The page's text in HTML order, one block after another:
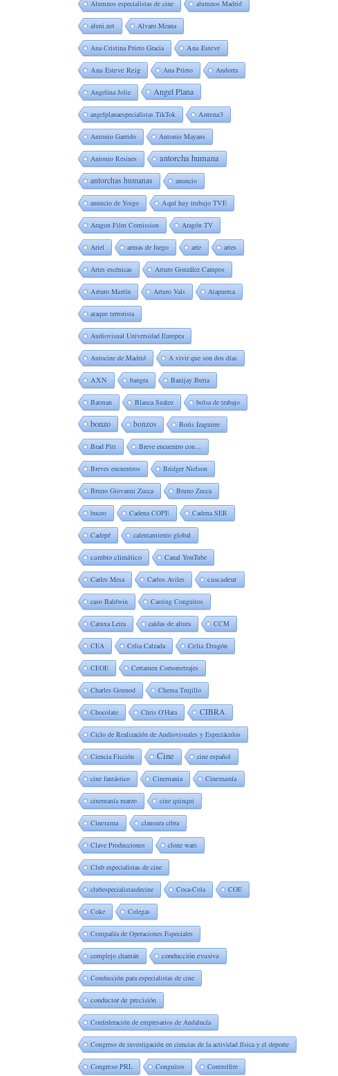
Alumnos especialistas de cine alumnos Madrid
aluni.net Alvaro Meana
Ana Cristina Prieto Gracia Ana Esteve
Ana Esteve Reig Ana Prieto Andorra
Angelina Jolie Angel Plana
angelplanaespecialistas TikTok Antena3
Antonio Garrido Antonio Mayans
Antonio Resines antorcha humana
antorchas humanas anuncio
anuncio de Yoigo Aquí hay trabajo TVE
Aragon Film Comission Aragón TV
Ariel armas de fuego arte artes
Artes escénicas Arturo González Campos
Arturo Martín Arturo Vals Atapuerca
ataque terrorista
Audiovisual Universidad Europea
Autocine de Madrid A vivir que son dos días
AXN bangra Banijay Iberia
Batman Blanca Suátez bolsa de trabajo
bonzo bonzos Boris Izaguirre
Brad Pitt Breve encuentro con...
Breves encuentros Bridger Nielson
Bruno Giovanni Zucca Bruno Zucca
buceo Cadena COPE Cadena SER
Cadepé calentamiento global
cambio climático Canal YouTube
Carles Mesa Carlos Aviles cascadeur
caso Baldwin Casting Conguitos
Catuxa Leira caídas de altura CCM
CEA Celia Calzada Celia Dragón
CEOE Certamen Cortometrajes
Charles Gounod Chema Trujillo
Chocolate Chris O'Hara CIBRA
Ciclo de Realización de Audiovisuales y Espectáculos
Ciencia Ficción Cine cine español
cine fantástico Cinemania Cinemanía
cinemanía marzo cine quinqui
Cinerama clausura cibra
Clave Producciones clone wars
Club especialistas de cine
clubespecialistasdecine Coca-Cola COE
Coke Colegas
Compañía de Operaciones Especiales
complejo chamán conducción evasiva
Conducción para especialistas de cine
conductor de precisión
Confederación de empresarios de Andalucía
Congreso de investigación en ciencias de la actividad física y el deporte
Congreso PRL Conguitos Controlfire